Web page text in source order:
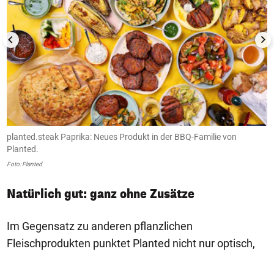
planted.steak Paprika: Neues Produkt in der BBQ-Familie von
Planted.
Foto: Planted
Natürlich gut: ganz ohne Zusätze
Im Gegensatz zu anderen pflanzlichen
Fleischprodukten punktet Planted nicht nur optisch,